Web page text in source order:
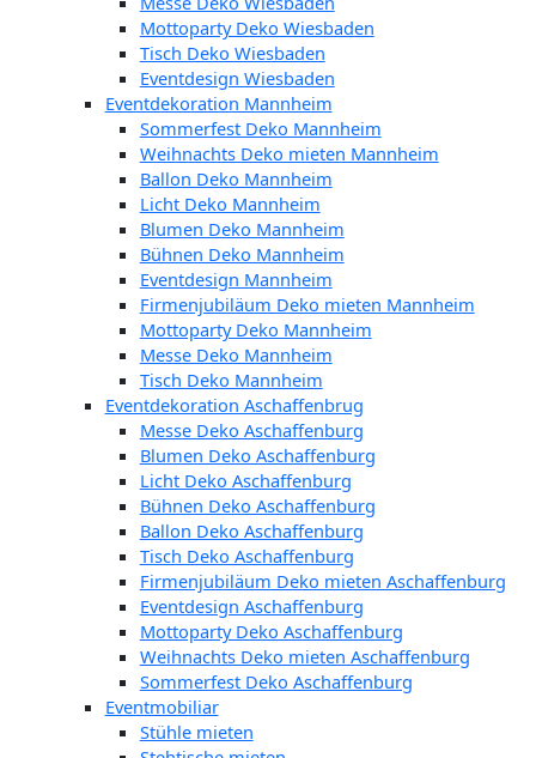
Mottoparty Deko Wiesbaden
Tisch Deko Wiesbaden
Eventdesign Wiesbaden
Eventdekoration Mannheim
Sommerfest Deko Mannheim
Weihnachts Deko mieten Mannheim
Ballon Deko Mannheim
Licht Deko Mannheim
Blumen Deko Mannheim
Bühnen Deko Mannheim
Eventdesign Mannheim
Firmenjubiläum Deko mieten Mannheim
Mottoparty Deko Mannheim
Messe Deko Mannheim
Tisch Deko Mannheim
Eventdekoration Aschaffenbrug
Messe Deko Aschaffenburg
Blumen Deko Aschaffenburg
Licht Deko Aschaffenburg
Bühnen Deko Aschaffenburg
Ballon Deko Aschaffenburg
Tisch Deko Aschaffenburg
Firmenjubiläum Deko mieten Aschaffenburg
Eventdesign Aschaffenburg
Mottoparty Deko Aschaffenburg
Weihnachts Deko mieten Aschaffenburg
Sommerfest Deko Aschaffenburg
Eventmobiliar
Stühle mieten